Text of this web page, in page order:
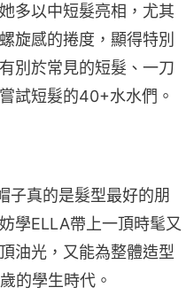
多以中短髮亮相，尤其
旋感的捲度，顯得特別
別於常見的短髮、一刀
試短髮的40+水水們。
真的是髮型最好的朋
學ELLA帶上一頂時髦又
油光，又能為整體造型
的學生時代。